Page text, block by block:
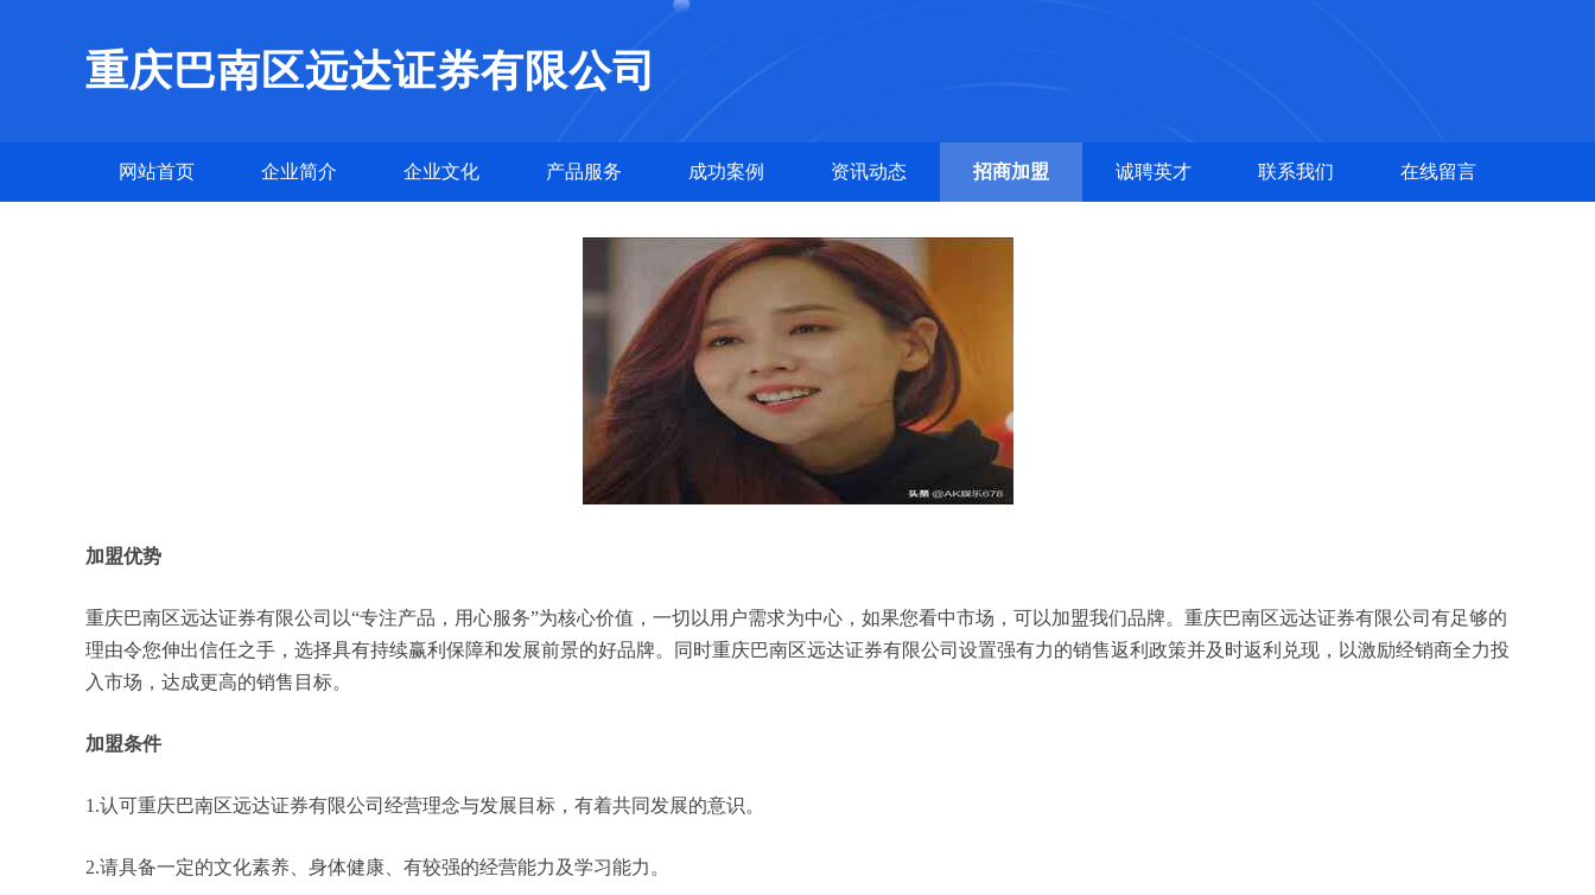
重庆巴南区远达证券有限公司
网站首页 企业简介 企业文化 产品服务 成功案例 资讯动态 招商加盟 诚聘英才 联系我们 在线留言
加盟优势
重庆巴南区远达证券有限公司以“专注产品，用心服务”为核心价值，一切以用户需求为中心，如果您看中市场，可以加盟我们品牌。重庆巴南区远达证券有限公司有足够的
理由令您伸出信任之手，选择具有持续赢利保障和发展前景的好品牌。同时重庆巴南区远达证券有限公司设置强有力的销售返利政策并及时返利兑现，以激励经销商全力投
入市场，达成更高的销售目标。
加盟条件
1.认可重庆巴南区远达证券有限公司经营理念与发展目标，有着共同发展的意识。
2.请具备一定的文化素养、身体健康、有较强的经营能力及学习能力。